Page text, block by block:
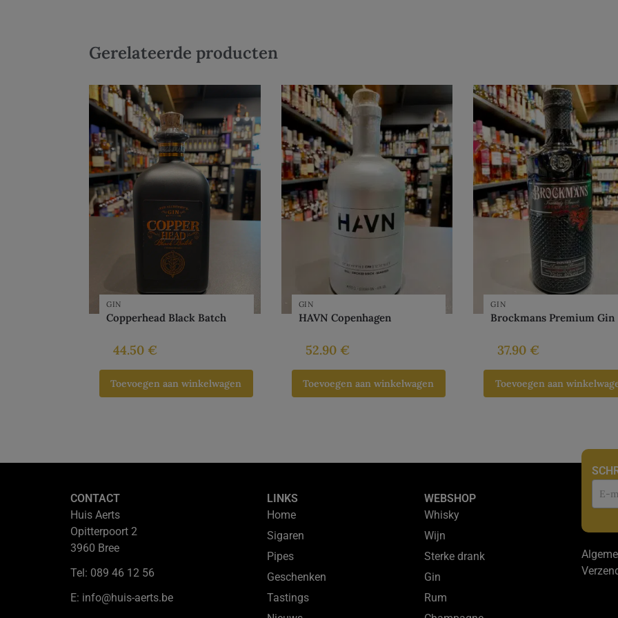
Gerelateerde producten
GIN
Copperhead Black Batch
44.50 €
Toevoegen aan winkelwagen
GIN
HAVN Copenhagen
52.90 €
Toevoegen aan winkelwagen
GIN
Brockmans Premium Gin
37.90 €
Toevoegen aan
CONTACT
Huis Aerts
Opitterpoort 2
3960 Bree
Tel: 089 46 12 56
E: info@huis-aerts.be
LINKS
Home
Sigaren
Pipes
Geschenken
Tastings
WEBSHOP
Whisky
Wijn
Sterke drank
Gin
Rum